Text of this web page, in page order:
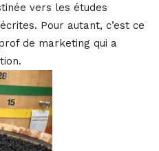
vers les études
Pour autant, c’est ce
de marketing qui a